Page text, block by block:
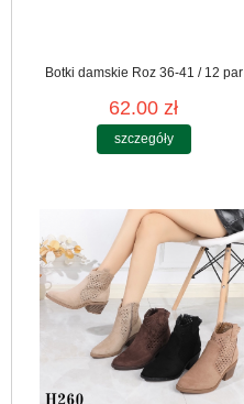
Botki damskie Roz 36-41 / 12 par
62.00 zł
szczegóły